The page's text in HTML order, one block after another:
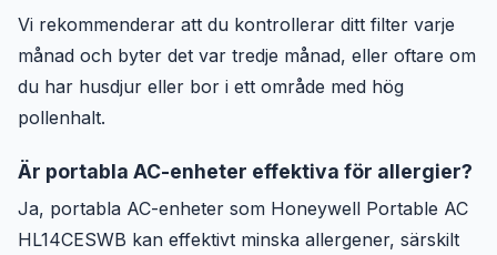
Vi rekommenderar att du kontrollerar ditt filter varje
månad och byter det var tredje månad, eller oftare om
du har husdjur eller bor i ett område med hög
pollenhalt.
Är portabla AC-enheter effektiva för allergier?
Ja, portabla AC-enheter som Honeywell Portable AC
HL14CESWB kan effektivt minska allergener, särskilt